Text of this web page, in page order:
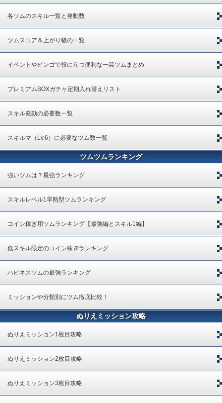
各ツムのスキル一覧と発動数
ツムスコア＆上がり幅の一覧
イベントやビンゴで役に立つ便利な一芸ツムまとめ
プレミアムBOXガチャ定期入れ替えリスト
スキル発動の必要数一覧
スキルマ（Lv.6）に必要なツム数一覧
ツムツムランキング
強いツムは？最強ランキング
スキルレベル1早熟型ツムランキング
コイン稼ぎ用ツムランキング【最強編とスキル1編】
低スキル限定のコイン稼ぎランキング
ハピネスツムの最強ランキング
ミッションや分類別にツム徹底比較！
ぬりえミッション攻略
ぬりえミッション1枚目攻略
ぬりえミッション2枚目攻略
ぬりえミッション3枚目攻略